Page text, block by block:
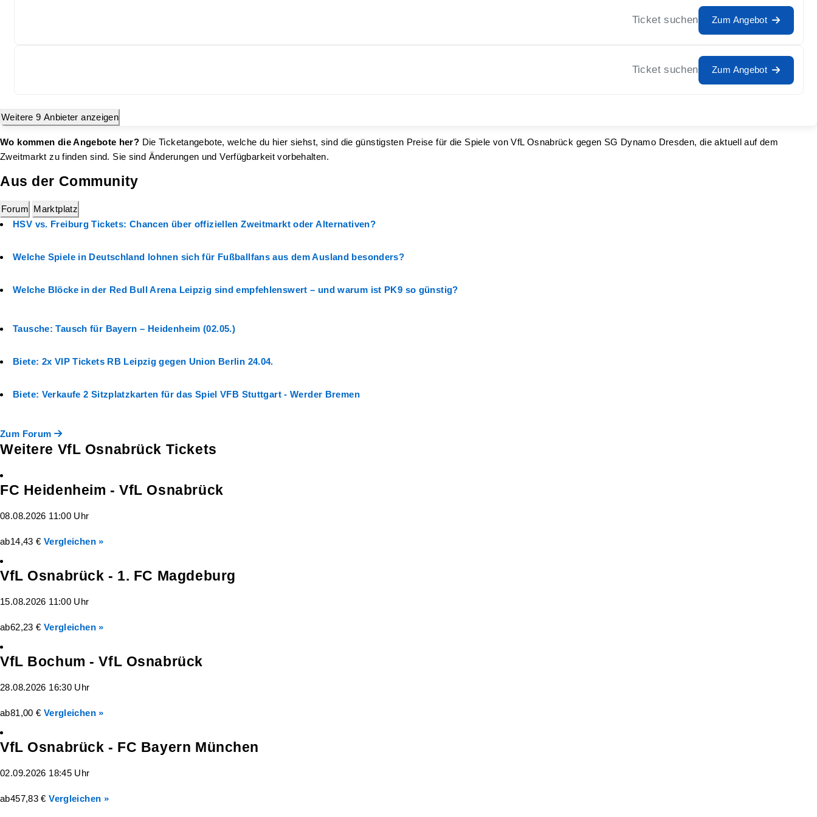
Ticket suchen Zum Angebot
Ticket suchen Zum Angebot
Weitere 9 Anbieter anzeigen
Wo kommen die Angebote her? Die Ticketangebote, welche du hier siehst, sind die günstigsten Preise für die Spiele von VfL Osnabrück gegen SG Dynamo Dresden, die aktuell auf dem
Zweitmarkt zu finden sind. Sie sind Änderungen und Verfügbarkeit vorbehalten.
Aus der Community
Forum Marktplatz
HSV vs. Freiburg Tickets: Chancen über offiziellen Zweitmarkt oder Alternativen?
Welche Spiele in Deutschland lohnen sich für Fußballfans aus dem Ausland besonders?
Welche Blöcke in der Red Bull Arena Leipzig sind empfehlenswert – und warum ist PK9 so günstig?
Tausche: Tausch für Bayern – Heidenheim (02.05.)
Biete: 2x VIP Tickets RB Leipzig gegen Union Berlin 24.04.
Biete: Verkaufe 2 Sitzplatzkarten für das Spiel VFB Stuttgart - Werder Bremen
Zum Forum
Weitere VfL Osnabrück Tickets
FC Heidenheim - VfL Osnabrück
08.08.2026 11:00 Uhr
ab14,43 € Vergleichen »
VfL Osnabrück - 1. FC Magdeburg
15.08.2026 11:00 Uhr
ab62,23 € Vergleichen »
VfL Bochum - VfL Osnabrück
28.08.2026 16:30 Uhr
ab81,00 € Vergleichen »
VfL Osnabrück - FC Bayern München
02.09.2026 18:45 Uhr
ab457,83 €Vergleichen »